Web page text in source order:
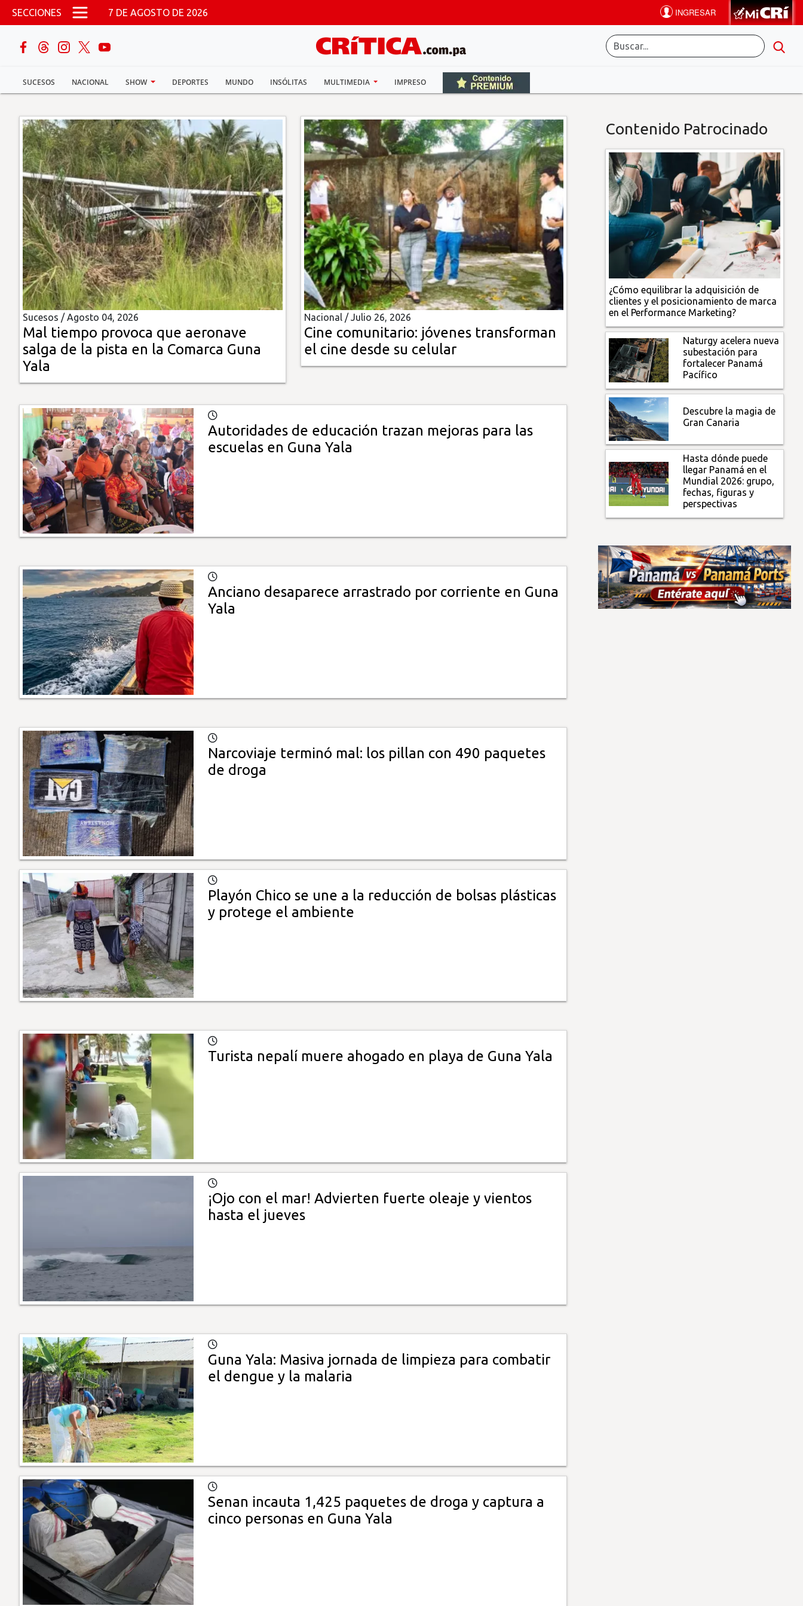
Pasar al contenido principal
SECCIONES 7 DE AGOSTO DE 2026
SUCESOS NACIONAL SHOW DEPORTES MUNDO INSÓLITAS MULTIMEDIA IMPRESO
buscar
Sucesos
Nacional
Política
Show
Deportes
Mundo
Insólitas
Multimedia
Impreso
Sucesos /Agosto 04, 2026
Mal tiempo provoca que aeronave
salga de la pista en la Comarca Guna
Yala
Nacional /Julio 26, 2026
Cine comunitario: jóvenes transforman
el cine desde su celular
Autoridades de educación trazan mejoras para las
escuelas en Guna Yala
Anciano desaparece arrastrado por corriente en Guna
Yala
Narcoviaje terminó mal: los pillan con 490 paquetes
de droga
Playón Chico se une a la reducción de bolsas plásticas
y protege el ambiente
Turista nepalí muere ahogado en playa de Guna Yala
¡Ojo con el mar! Advierten fuerte oleaje y vientos
hasta el jueves
Guna Yala: Masiva jornada de limpieza para combatir
el dengue y la malaria
Senan incauta 1,425 paquetes de droga y captura a
cinco personas en Guna Yala
Contenido Patrocinado
¿Cómo equilibrar la adquisición de
clientes y el posicionamiento de marca
en el Performance Marketing?
Naturgy acelera nueva
subestación para
fortalecer Panamá
Pacífico
Descubre la magia de
Gran Canaria
Hasta dónde puede
llegar Panamá en el
Mundial 2026: grupo,
fechas, figuras y
perspectivas